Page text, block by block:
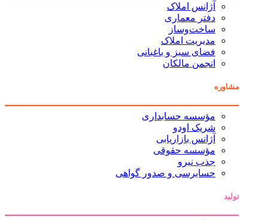
آژانس املاک
دفتر معماری
ساخت‌وساز
مدیریت املاک
فضای سبز و باغبانی
انجمن مالکان
مشاوره
مؤسسه حسابداری
شریک اودو
آژانس بازاریابی
مؤسسه حقوقی
جذب نیرو
حسابرسی و صدور گواهی
تولید